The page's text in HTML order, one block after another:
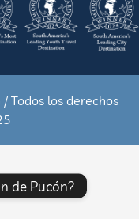
Todos los derechos
de Pucón?